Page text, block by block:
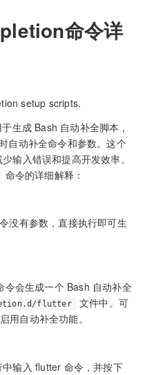
命令详
setup scripts.
生成 Bash 自动补全脚本，
自动补全命令和参数。这个
输入错误和提高开发效率。
命令的详细解释：
令没有参数，直接执行即可生
令会生成一个 Bash 自动补全
flutter
文件中。可
用自动补全功能。
输入 flutter 命令，并按下